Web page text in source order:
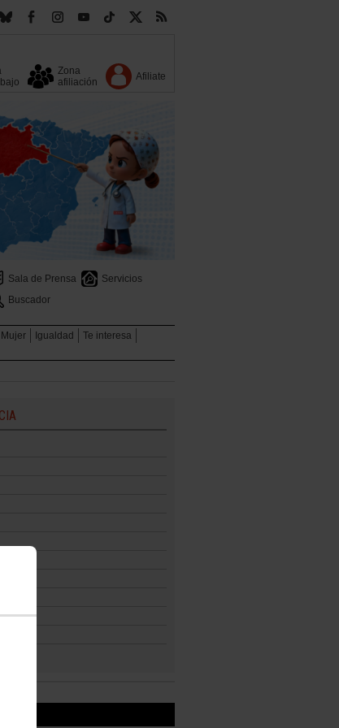
Zona
afiliación
Afiliate
Sala de Prensa
Servicios
Buscador
Mujer Igualdad
Te interesa